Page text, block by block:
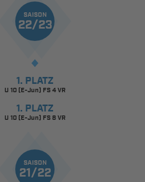
SAISON
22/23
1. PLATZ
U 10 (E-Jun) FS 4 VR
1. PLATZ
U 10 (E-Jun) FS 8 VR
SAISON
21/22